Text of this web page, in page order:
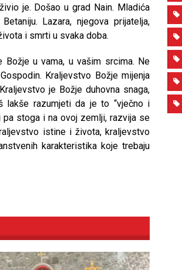
je. Došao u grad Nain. Mladića
Lazara, njegova prijatelja,
i smrti u svaka doba.
u vama, u vašim srcima. Ne
Kraljevstvo Božje mijenja
je Božje duhovna snaga,
lakše razumjeti da je to “vječno i
stoga i na ovoj zemlji, razvija se
istine i života, kraljevstvo
karakteristika koje trebaju